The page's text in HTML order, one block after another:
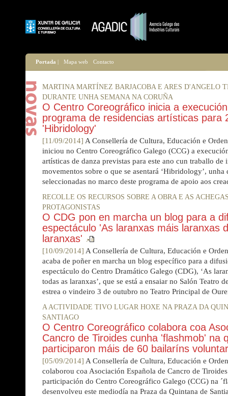
Portada | Mapa web Contacto
MARTINA MARTÍNEZ BARJACOBA E ARES D'ANGELO
DURANTE UNHA SEMANA NA CORUÑA
O Centro Coreográfico inicia a
programa de residencias artísticas para
'Hibridology'
[11/09/2014] A Consellería de Cultura, Educación e
iniciou no Centro Coreográfico Galego (CCG) a
artísticas de danza previstas para este ano cun traballo de
movementos sobre o que se asentará ‘Hibridology’, unha
seleccionadas no marco deste programa de apoio aos
RECOLLE OS RECURSOS SOBRE A OBRA E AS
PROTAGONISTAS
O CDG pon en marcha un blog para a
espectáculo 'As laranxas máis laranxas
laranxas'
[10/09/2014] A Consellería de Cultura, Educación e
acaba de poñer en marcha un blog específico para a
espectáculo do Centro Dramático Galego (CDG), ‘As
todas as laranxas’, que se está a ensaiar no Salón Teatro
estrea o vindeiro 3 de outubro no Teatro Principal de
A ACTIVIDADE TIVO LUGAR HOXE NA PRAZA DA
SANTIAGO
O Centro Coreográfico colabora coa
Cancro de Tiroides cunha 'flashmob' na
participaron máis de 60 bailaríns
[05/09/2014] A Consellería de Cultura, Educación e
colaborou coa Asociación Española de Cancro de
participación do Centro Coreográfico Galego (CCG) na
desenvolveu este mediodía na Praza da Quintana de